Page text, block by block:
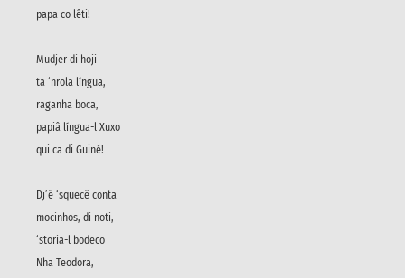
papa co lêti!
Mudjer di hoji
ta ‘nrola língua,
raganha boca,
papiâ língua-l Xuxo
qui ca di Guiné!
Dj’ê ‘squecê conta
mocinhos, di noti,
‘storia-l bodeco
Nha Teodora,